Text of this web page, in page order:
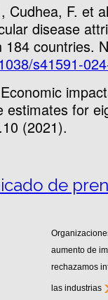
Cudhea, F. et
disease
countries.
s41591-
estimates for
(2021).
de
aumento de
rechazamos
las industrias